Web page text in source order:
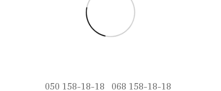
050 158-18-18 068 158-18-18